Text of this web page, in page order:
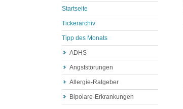
Startseite
Tickerarchiv
Tipp des Monats
ADHS
Angststörungen
Allergie-Ratgeber
Bipolare-Erkrankungen